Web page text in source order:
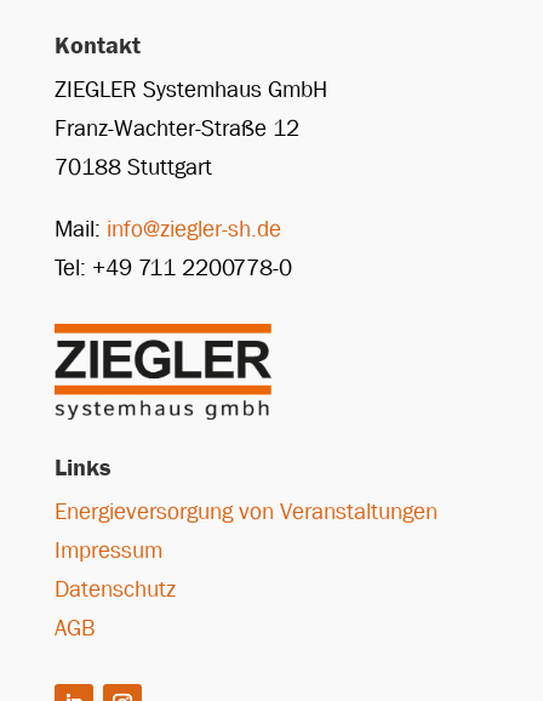
Kontakt
ZIEGLER Systemhaus GmbH
Franz-Wachter-Straße 12
70188 Stuttgart
Mail: info@ziegler-sh.de
Tel: +49 711 2200778-0
Links
Energieversorgung von Veranstaltungen
Impressum
Datenschutz
AGB